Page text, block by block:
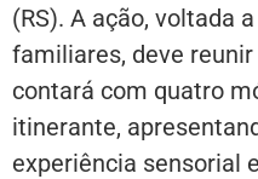
(RS). A ação, voltada
familiares, deve
contará com quatro
itinerante,
experiência sensorial